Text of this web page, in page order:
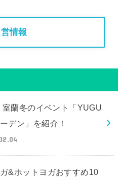
情報
室蘭冬のイベント「YUGU
デン」を紹介！
&ホットヨガおすすめ10